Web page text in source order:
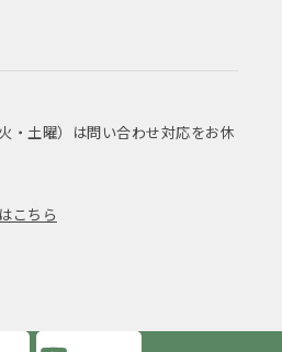
・土曜）は問い合わせ対応をお休
こちら